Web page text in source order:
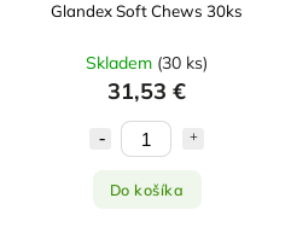
Glandex Soft Chews 30ks
Skladem (30 ks)
31,53 €
Do košíka